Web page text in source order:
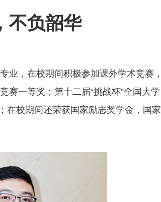
不负韶华
业，在校期间积极参加课外学术竞赛，
赛一等奖；第十二届“挑战杯”全国大学
在校期间还荣获国家励志奖学金，国家